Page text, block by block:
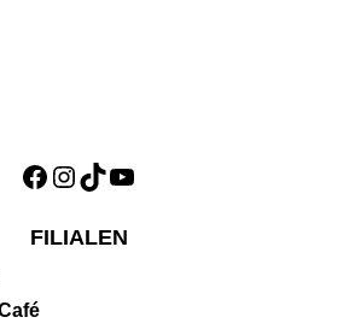
Facebook
Instagram
TikTokYouTube
FILIALEN